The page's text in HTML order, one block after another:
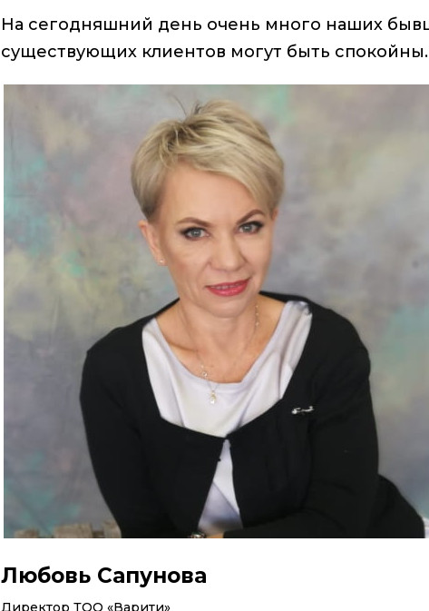
На сегодняшний день очень много наших
существующих клиентов могут быть спокойны.
Любовь Сапунова
Директор ТОО «Варити»